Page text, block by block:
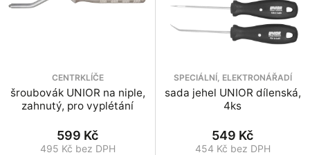
CENTRKLÍČE
šroubovák UNIOR na niple,
zahnutý, pro vyplétání
599 Kč
495 Kč bez DPH
SPECIÁLNÍ, ELEKTRONÁŘADÍ
sada jehel UNIOR dílenská,
4ks
549 Kč
454 Kč bez DPH